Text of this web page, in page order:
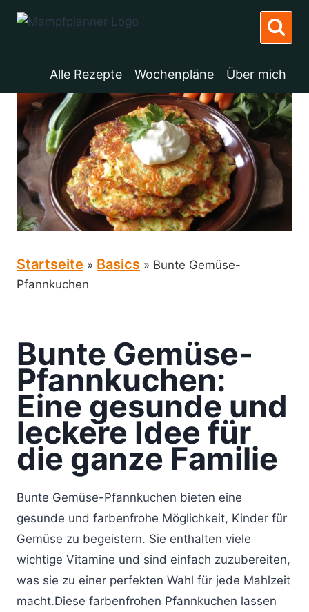
Inhalt
Alle Rezepte Wochenpläne Über mich
Startseite » Basics » Bunte Gemüse-
Pfannkuchen
Bunte Gemüse-
Pfannkuchen:
Eine gesunde und
leckere Idee für
die ganze Familie
Bunte Gemüse-Pfannkuchen bieten eine
gesunde und farbenfrohe Möglichkeit, Kinder für
Gemüse zu begeistern. Sie enthalten viele
wichtige Vitamine und sind einfach zuzubereiten,
was sie zu einer perfekten Wahl für jede Mahlzeit
macht.Diese farbenfrohen Pfannkuchen lassen